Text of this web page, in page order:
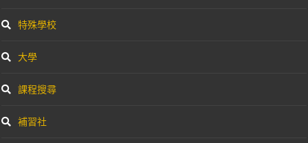
特殊學校
大學
課程搜尋
補習社